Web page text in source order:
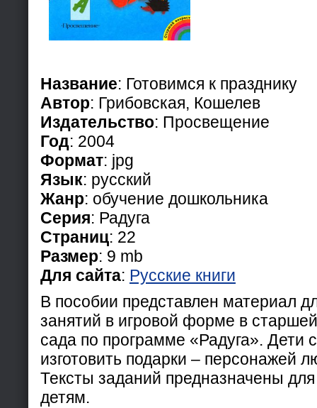
Название: Готовимся к празднику
Автор: Грибовская, Кошелев
Издательство: Просвещение
Год: 2004
Формат: jpg
Язык: русский
Жанр: обучение дошкольника
Серия: Радуга
Страниц: 22
Размер: 9 mb
Для сайта: Русские книги
В пособии представлен материал
занятий в игровой форме в старшей
сада по программе «Радуга». Дети
изготовить подарки – персонажей
Тексты заданий предназначены
детям.